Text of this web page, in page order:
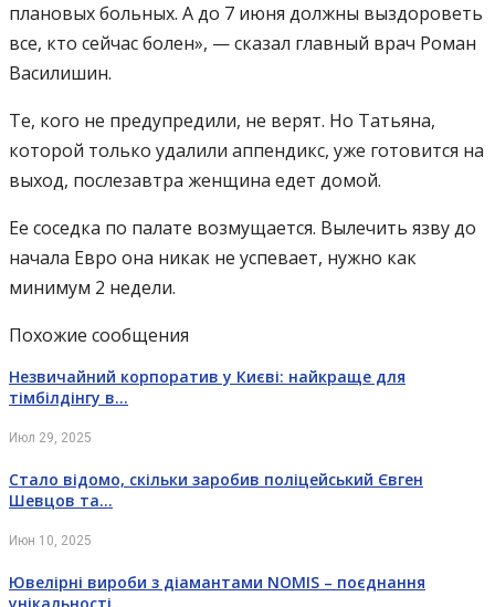
плановых больных. А до 7 июня должны выздороветь
все, кто сейчас болен», — сказал главный врач Роман
Василишин.
Те, кого не предупредили, не верят. Но Татьяна,
которой только удалили аппендикс, уже готовится на
выход, послезавтра женщина едет домой.
Ее соседка по палате возмущается. Вылечить язву до
начала Евро она никак не успевает, нужно как
минимум 2 недели.
Похожие сообщения
Незвичайний корпоратив у Києві: найкраще для
тімбілдінгу в…
Июл 29, 2025
Стало відомо, скільки заробив поліцейський Євген
Шевцов та…
Июн 10, 2025
Ювелірні вироби з діамантами NOMIS – поєднання